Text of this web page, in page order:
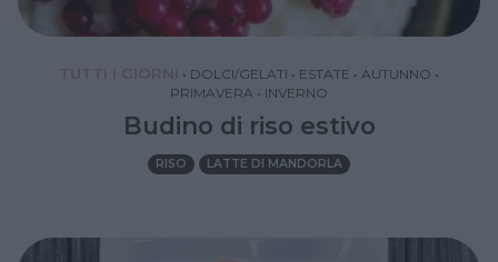
• DOLCI/GELATI • ESTATE • AUTUNNO •
PRIMAVERA • INVERNO
Budino di riso estivo
RISO LATTE DI MANDORLA